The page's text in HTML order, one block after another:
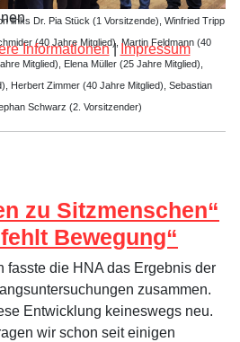
links Dr. Pia Stück (1 Vorsitzende), Winfried Tripp
(40 Jahre Mitglied), Martin Feldmann (40
Mitglied), Elena Müller (25 Jahre Mitglied),
Herbert Zimmer (40 Jahre Mitglied), Sebastian
Schwarz (2. Vorsitzender)
zu Sitzmenschen“
Bewegung“
fasste die HNA das Ergebnis der
zusammen.
Entwicklung keineswegs neu.
wir schon seit einigen
Informationen| Impressum